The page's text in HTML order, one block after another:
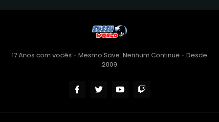
17 Anos com vocês - Mesmo Save. Nenhum Continue - Desde
2009